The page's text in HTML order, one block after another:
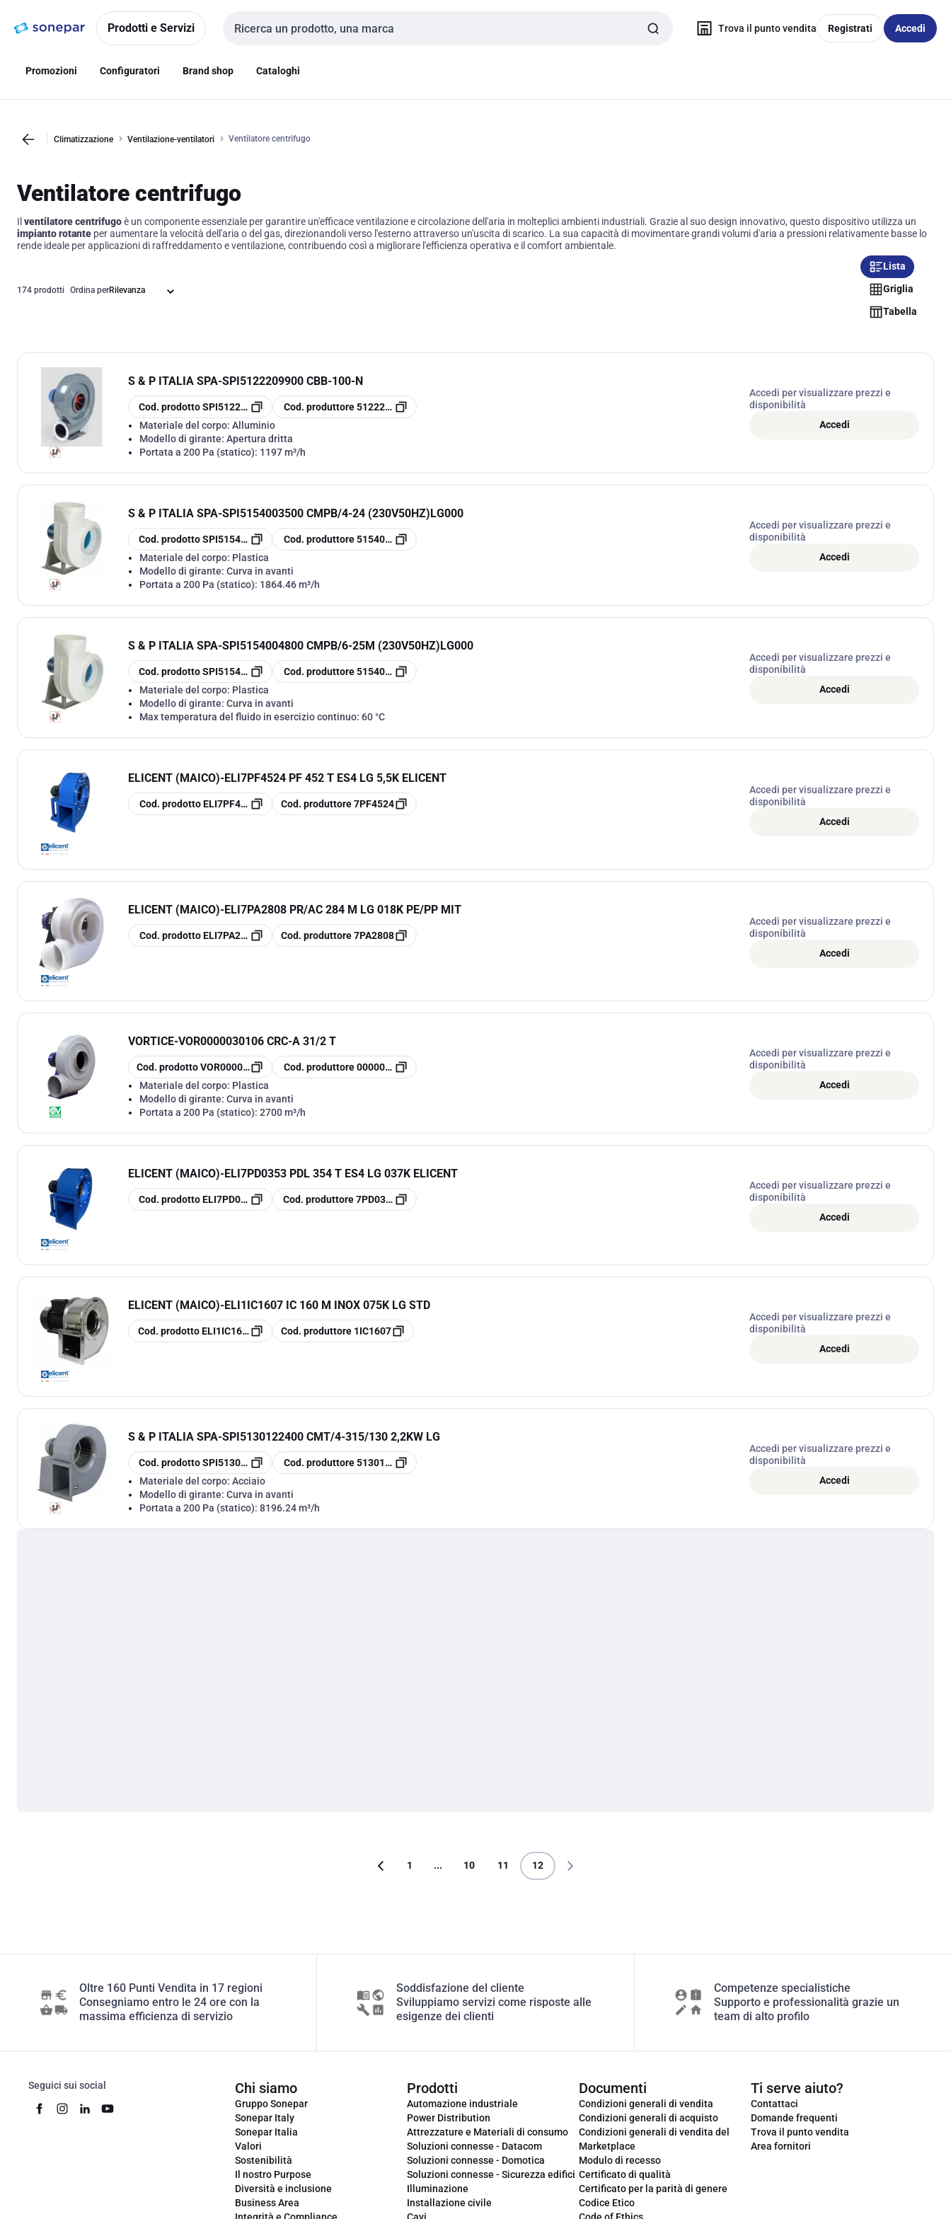
navigazionealla
Prodotti e Servizi
Cerca input
Trova il punto vendita Registrati Accedi
Promozioni Configuratori Brand shop Cataloghi
Climatizzazione Ventilazione-ventilatori Ventilatore centrifugo
Ventilatore centrifugo
Il ventilatore centrifugoè un componente essenziale per garantire un'efficace ventilazione e circolazione dell'aria in molteplici ambienti industriali. Grazie al suo design innovativo, questo dispositivo utilizza un
impianto rotante per aumentare la velocità dell'aria o del gas, direzionandoli verso l'esterno attraverso un'uscita di scarico. La sua capacità di movimentare grandi volumi d'aria a pressioni relativamente basse lo
rende ideale per applicazioni di raffreddamento e ventilazione, contribuendo così a migliorare l'efficienza operativa e il comfort ambientale.
174 prodotti Ordina per
Lista
Griglia
Tabella
S & P ITALIA SPA-SPI5122209900 CBB-100-N
copia
Cod. prodottoSPI5122209900copiaCod. produttore 5122209900
Materiale del corpo: Alluminio
Modello di girante: Apertura dritta
Portata a 200 Pa (statico): 1197 m³/h
Accedi per visualizzare prezzi e
disponibilità
Accedi
S & P ITALIA SPA-SPI5154003500 CMPB/4-24 (230V50HZ)LG000
copia
Cod. prodottoSPI5154003500copiaCod. produttore 5154003500
Materiale del corpo: Plastica
Modello di girante: Curva in avanti
Portata a 200 Pa (statico): 1864.46 m³/h
Accedi per visualizzare prezzi e
disponibilità
Accedi
S & P ITALIA SPA-SPI5154004800 CMPB/6-25M (230V50HZ)LG000
copia
Cod. prodottoSPI5154004800copiaCod. produttore 5154004800
Materiale del corpo: Plastica
Modello di girante: Curva in avanti
Max temperatura del fluido in esercizio continuo: 60 °C
Accedi per visualizzare prezzi e
disponibilità
Accedi
ELICENT (MAICO)-ELI7PF4524 PF 452 T ES4 LG 5,5K ELICENT
copiaCod. prodotto ELI7PF4524 copia
Cod. produttore7PF4524
Accedi per visualizzare prezzi e
disponibilità
Accedi
ELICENT (MAICO)-ELI7PA2808 PR/AC 284 M LG 018K PE/PP MIT
copiaCod. prodotto ELI7PA2808 copia
Cod. produttore7PA2808
Accedi per visualizzare prezzi e
disponibilità
Accedi
VORTICE-VOR0000030106 CRC-A 31/2 T
copia
Cod. prodottoVOR0000030106copiaCod. produttore 0000030106
Materiale del corpo: Plastica
Modello di girante: Curva in avanti
Portata a 200 Pa (statico): 2700 m³/h
Accedi per visualizzare prezzi e
disponibilità
Accedi
ELICENT (MAICO)-ELI7PD0353 PDL 354 T ES4 LG 037K ELICENT
copia
Cod. prodottoELI7PD0353 copia
Cod. produttore 7PD0353
Accedi per visualizzare prezzi e
disponibilità
Accedi
ELICENT (MAICO)-ELI1IC1607 IC 160 M INOX 075K LG STD
copia
Cod. prodotto ELI1IC1607 copia
Cod. produttore 1IC1607
Accedi per visualizzare prezzi e
disponibilità
Accedi
S & P ITALIA SPA-SPI5130122400 CMT/4-315/130 2,2KW LG
copia
Cod. prodottoSPI5130122400copiaCod. produttore 5130122400
Materiale del corpo: Acciaio
Modello di girante: Curva in avanti
Portata a 200 Pa (statico): 8196.24 m³/h
Accedi per visualizzare prezzi e
disponibilità
Accedi
1 ... 10 11 12
Oltre 160 Punti Vendita in 17 regioni
Consegniamo entro le 24 ore con la
massima efficienza di servizio
Soddisfazione del cliente
Sviluppiamo servizi come risposte alle
esigenze dei clienti
Competenze specialistiche
Supporto e professionalità grazie un
team di alto profilo
Seguici sui social Chi siamo
Gruppo Sonepar
Sonepar Italy
Sonepar Italia
Valori
Sostenibilità
Il nostro Purpose
Diversità e inclusione
Business Area
Prodotti
Automazione industriale
Power Distribution
Attrezzature e Materiali di consumo
Soluzioni connesse - Datacom
Soluzioni connesse - Domotica
Soluzioni connesse - Sicurezza edifici
Illuminazione
Installazione civile
Documenti
Condizioni generali di vendita
Condizioni generali di acquisto
Condizioni generali di vendita del
Marketplace
Modulo di recesso
Certificato di qualità
Certificato per la parità di genere
Codice Etico
Ti serve aiuto?
Contattaci
Domande frequenti
Trova il punto vendita
Area fornitori